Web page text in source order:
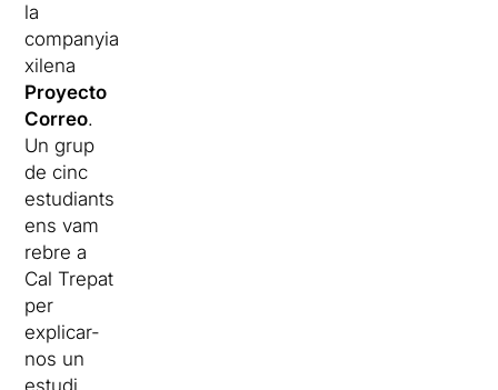
la
companyia
xilena
Proyecto
Correo.
Un grup
de cinc
estudiants
ens vam
rebre a
Cal Trepat
per
explicar-
nos un
estudi